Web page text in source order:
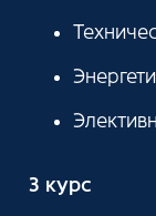
3 курс